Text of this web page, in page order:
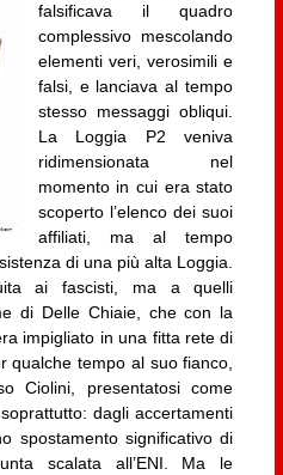
falsificava il quadro
complessivo mescolando
elementi veri, verosimili e
falsi, e lanciava al tempo
stesso messaggi obliqui.
La Loggia P2 veniva
ridimensionata nel
momento in cui era stato
scoperto l’elenco dei suoi
affiliati, ma al tempo
di una più alta Loggia.
ai fascisti, ma a quelli
di Delle Chiaie, che con la
impigliato in una fitta rete di
qualche tempo al suo fianco,
Ciolini, presentatosi come
dagli accertamenti
spostamento significativo di
scalata all’ENI. Ma le